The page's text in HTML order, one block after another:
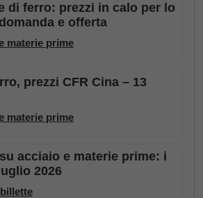
di ferro: prezzi in calo per lo
e offerta
materie prime
prezzi CFR Cina – 13
materie prime
acciaio e materie prime: i
2026